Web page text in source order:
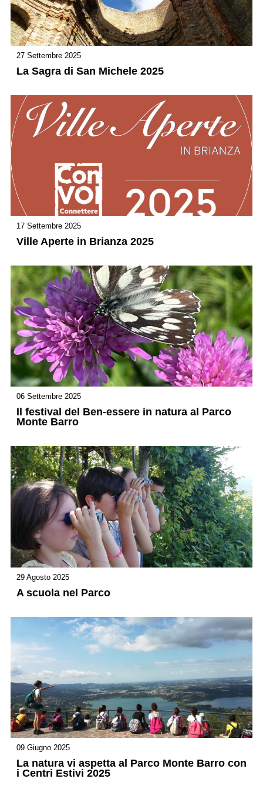
27 Settembre 2025
La Sagra di San Michele 2025
17 Settembre 2025
Ville Aperte in Brianza 2025
06 Settembre 2025
Il festival del Ben-essere in natura al Parco
Monte Barro
29 Agosto 2025
A scuola nel Parco
09 Giugno 2025
La natura vi aspetta al Parco Monte Barro con
i Centri Estivi 2025